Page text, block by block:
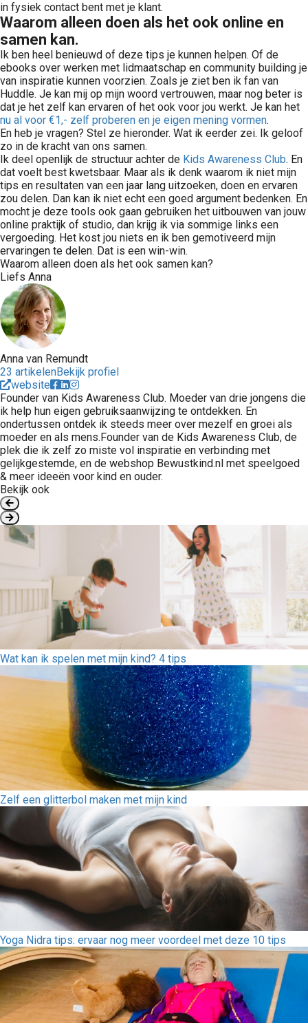
in fysiek contact bent met je klant.
Waarom alleen doen als het ook online en
samen kan.
Ik ben heel benieuwd of deze tips je kunnen helpen. Of de
ebooks over werken met lidmaatschap en community building je
van inspiratie kunnen voorzien. Zoals je ziet ben ik fan van
Huddle. Je kan mij op mijn woord vertrouwen, maar nog beter is
dat je het zelf kan ervaren of het ook voor jou werkt. Je kan het
nu al voor €1,- zelf proberen en je eigen mening vormen.
En heb je vragen? Stel ze hieronder. Wat ik eerder zei. Ik geloof
zo in de kracht van ons samen.
Ik deel openlijk de structuur achter de Kids Awareness Club. En
dat voelt best kwetsbaar. Maar als ik denk waarom ik niet mijn
tips en resultaten van een jaar lang uitzoeken, doen en ervaren
zou delen. Dan kan ik niet echt een goed argument bedenken. En
mocht je deze tools ook gaan gebruiken het uitbouwen van jouw
online praktijk of studio, dan krijg ik via sommige links een
vergoeding. Het kost jou niets en ik ben gemotiveerd mijn
ervaringen te delen. Dat is een win-win.
Waarom alleen doen als het ook samen kan?
Liefs Anna
Anna van Remundt
23 artikelenBekijk profiel
website
Founder van Kids Awareness Club. Moeder van drie jongens die
ik help hun eigen gebruiksaanwijzing te ontdekken. En
ondertussen ontdek ik steeds meer over mezelf en groei als
moeder en als mens.Founder van de Kids Awareness Club, de
plek die ik zelf zo miste vol inspiratie en verbinding met
gelijkgestemde, en de webshop Bewustkind.nl met speelgoed
& meer ideeën voor kind en ouder.
Bekijk ook
Wat kan ik spelen met mijn kind? 4 tips
Zelf een glitterbol maken met mijn kind
Yoga Nidra tips: ervaar nog meer voordeel met deze 10 tips